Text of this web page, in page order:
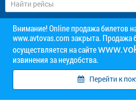
Внимание! Online продажа билетов
www.avtovas.com закрыта. Продажа
осуществляется на сайте
извинения за неудобства.
Перейти к